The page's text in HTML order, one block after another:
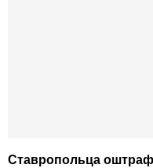
Ставропольца